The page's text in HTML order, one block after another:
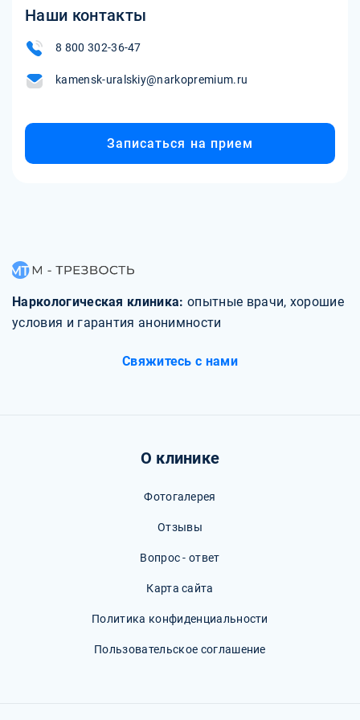
Наши контакты
8 800 302-36-47
kamensk-uralskiy@narkopremium.ru
Записаться на прием
Наркологическая клиника: опытные врачи, хорошие
условия и гарантия анонимности
Свяжитесь с нами
О клинике
Фотогалерея
Отзывы
Вопрос - ответ
Карта сайта
Политика конфиденциальности
Пользовательское соглашение